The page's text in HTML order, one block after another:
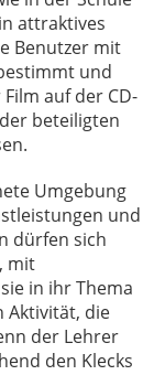
attraktives
Benutzer mit
und
auf der CD-
beteiligten
Umgebung
und
dürfen sich
mit
in ihr Thema
Aktivität, die
der Lehrer
den Klecks